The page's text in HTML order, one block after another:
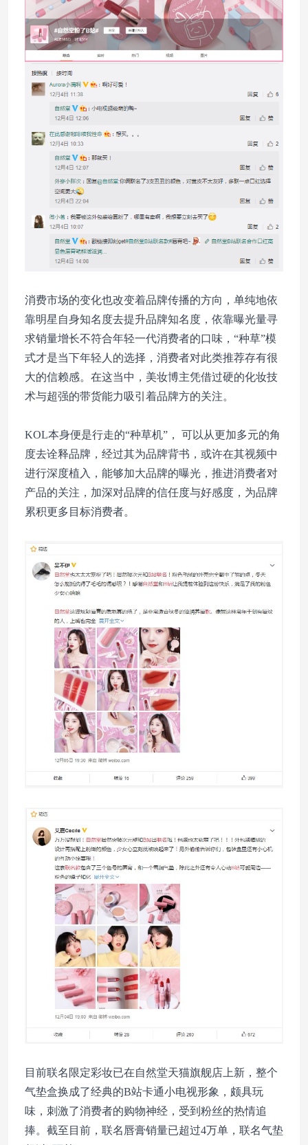
消费市场的变化也改变着品牌传播的方向，单纯地依
靠明星自身知名度去提升品牌知名度，依靠曝光量寻
求销量增长不符合年轻一代消费者的口味，“种草”模
式才是当下年轻人的选择，消费者对此类推荐存有很
大的信赖感。在这当中，美妆博主凭借过硬的化妆技
术与超强的带货能力吸引着品牌方的关注。
KOL本身便是行走的“种草机”， 可以从更加多元的角
度去诠释品牌，经过其为品牌背书，或许在其视频中
进行深度植入，能够加大品牌的曝光，推进消费者对
产品的关注，加深对品牌的信任度与好感度，为品牌
累积更多目标消费者。
目前联名限定彩妆已在自然堂天猫旗舰店上新，整个
气垫盒换成了经典的B站卡通小电视形象，颇具玩
味，刺激了消费者的购物神经，受到粉丝的热情追
捧。截至目前，联名唇膏销量已超过4万单，联名气垫